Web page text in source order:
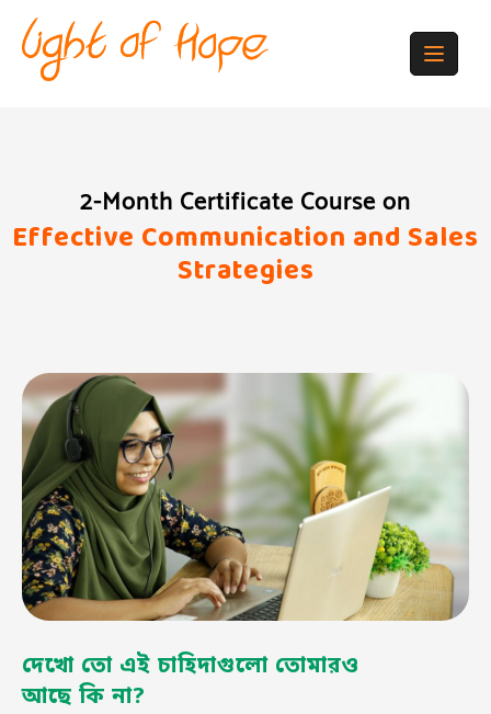
2-Month Certificate Course on
Effective Communication and Sales
Strategies
দেখো তো এই চাহিদাগুলো তোমারও
আছে কি না?